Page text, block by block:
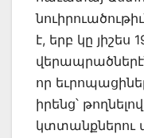
է, երբ կը
որ
իրենց՝
կտտանքներու